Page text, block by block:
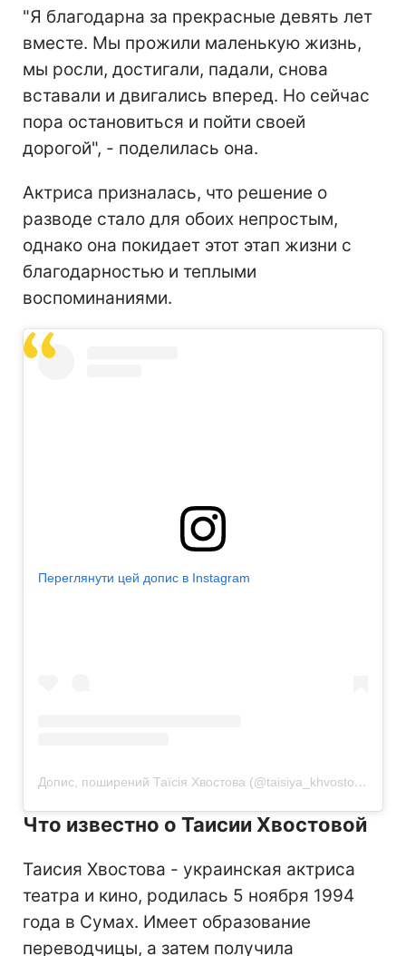
"Я благодарна за прекрасные девять лет
вместе. Мы прожили маленькую жизнь,
мы росли, достигали, падали, снова
вставали и двигались вперед. Но сейчас
пора остановиться и пойти своей
дорогой", - поделилась она.
Актриса призналась, что решение о
разводе стало для обоих непростым,
однако она покидает этот этап жизни с
благодарностью и теплыми
воспоминаниями.
Переглянути цей допис в Instagram
Допис, поширений Таїсія Хвостова (@taisiya_khvostova)
Что известно о Таисии Хвостовой
Таисия Хвостова - украинская актриса
театра и кино, родилась 5 ноября 1994
года в Сумах. Имеет образование
переводчицы, а затем получила